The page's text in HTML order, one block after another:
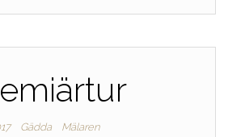
Gädda Mälaren